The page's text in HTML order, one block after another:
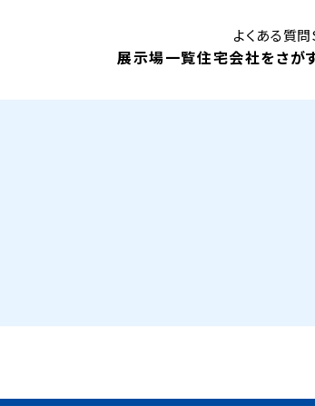
展示場一覧住宅会社をさが
モデルハウスインフォメー
よくある質問